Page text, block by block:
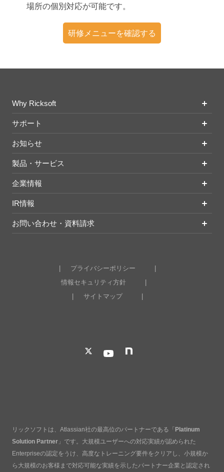
場所の個別対応が可能です。
研修メニューを確認する
Why Ricksoft
サポート
お知らせ
製品・サービス
企業情報
IR情報
お問い合わせ・資料請求
プライバシーポリシー
情報セキュリティ方針
サイトマップ
リックソフトは、Atlassian社の最高位のパートナーである「 Platinum
Solution Partner 」です。大規模ユーザーへの対応実績が認められた
Enterpriseの認定をうけ、高度なトレーニング要件をクリアし、小規模か
ら大規模のお客様まで対応可能な実績を示したパートナー企業と認定され